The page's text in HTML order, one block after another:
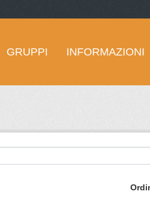
GRUPPI INFORMAZIONI